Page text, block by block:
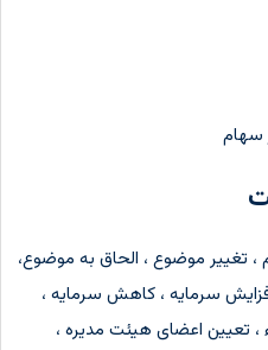
سهام
تغییر موضوع ، الحاق به موضوع،
سرمایه ، کاهش سرمایه ،
تعیین اعضای هیئت مدیره ،